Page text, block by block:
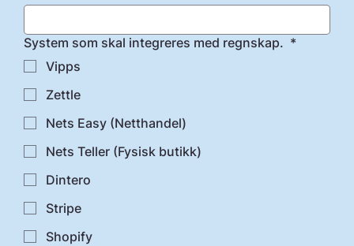
System som skal integreres med regnskap. *
Vipps
Zettle
Nets Easy (Netthandel)
Nets Teller (Fysisk butikk)
Dintero
Stripe
Shopify